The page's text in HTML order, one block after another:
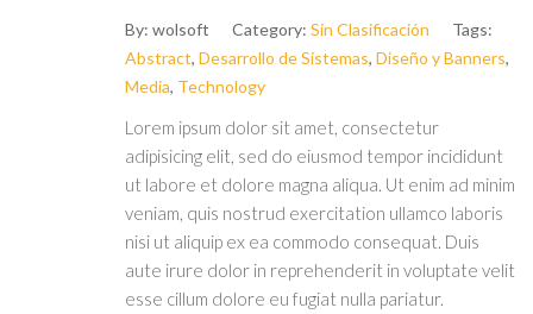
By: wolsoft Category: Sin Clasificación
Tags:
Abstract, Desarrollo de Sistemas, Diseño y Banners,
Media, Technology
Lorem ipsum dolor sit amet, consectetur
adipisicing elit, sed do eiusmod tempor incididunt
ut labore et dolore magna aliqua. Ut enim ad minim
veniam, quis nostrud exercitation ullamco laboris
nisi ut aliquip ex ea commodo consequat. Duis
aute irure dolor in reprehenderit in voluptate velit
esse cillum dolore eu fugiat nulla pariatur.